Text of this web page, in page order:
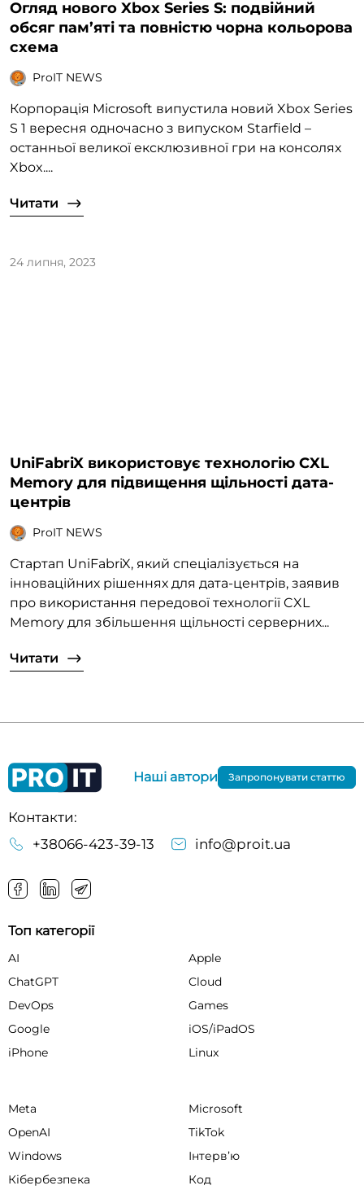
Огляд нового Xbox Series S: подвійний
обсяг пам’яті та повністю чорна кольорова
схема
ProIT NEWS
Корпорація Microsoft випустила новий Xbox Series
S 1 вересня одночасно з випуском Starfield –
останньої великої ексклюзивної гри на консолях
Xbox....
Читати
24 липня, 2023
UniFabriX використовує технологію CXL
Memory для підвищення щільності дата-
центрів
ProIT NEWS
Стартап UniFabriX, який спеціалізується на
інноваційних рішеннях для дата-центрів, заявив
про використання передової технології CXL
Memory для збільшення щільності серверних...
Читати
Контакти:
+38066-423-39-13
info@proit.ua
Наші автори Запропонувати статтю
Топ категорії
AI
Apple
ChatGPT
Cloud
DevOps
Games
Google
iOS/iPadOS
iPhone
Linux
Meta
Microsoft
OpenAI
TikTok
Windows
Інтервʼю
Кібербезпека
Код